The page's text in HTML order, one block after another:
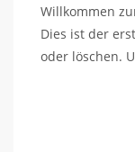
Willkommen
Dies ist der
oder löschen.